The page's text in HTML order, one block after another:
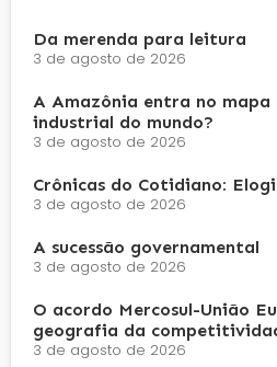
Da merenda para leitura
3 de agosto de 2026
A Amazônia entra no
industrial do mundo?
3 de agosto de 2026
Crônicas do Cotidiano:
3 de agosto de 2026
A sucessão governamental
3 de agosto de 2026
O acordo Mercosul-União
geografia da
3 de agosto de 2026